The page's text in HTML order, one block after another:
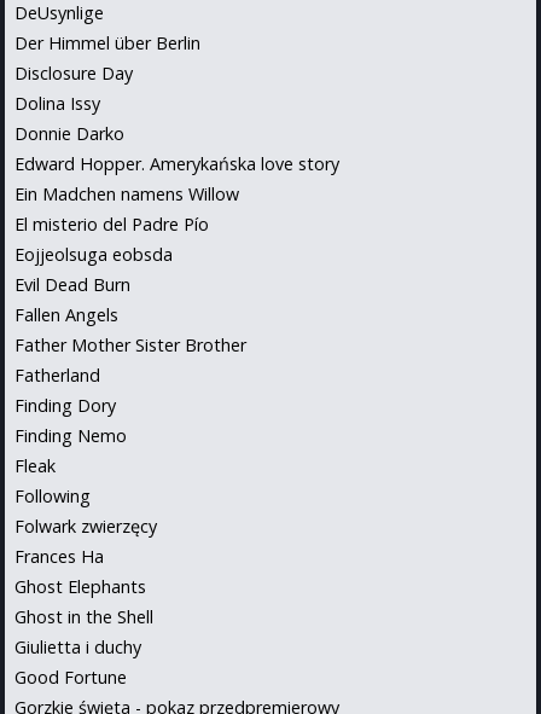
DeUsynlige
Der Himmel über Berlin
Disclosure Day
Dolina Issy
Donnie Darko
Edward Hopper. Amerykańska love story
Ein Madchen namens Willow
El misterio del Padre Pío
Eojjeolsuga eobsda
Evil Dead Burn
Fallen Angels
Father Mother Sister Brother
Fatherland
Finding Dory
Finding Nemo
Fleak
Following
Folwark zwierzęcy
Frances Ha
Ghost Elephants
Ghost in the Shell
Giulietta i duchy
Good Fortune
Gorzkie święta - pokaz przedpremierowy